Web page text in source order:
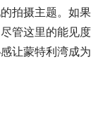
拍摄主题。如果
管这里的能见度
让蒙特利湾成为